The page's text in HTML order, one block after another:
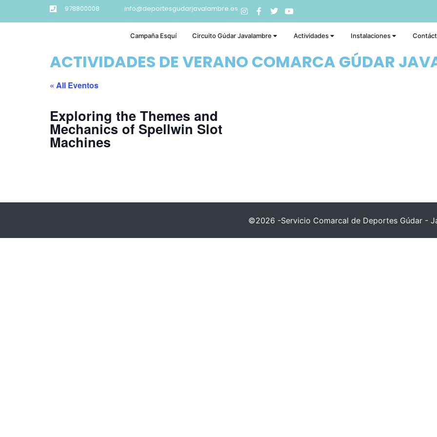
978800008 info@deportesgudarjavalambre.es
Campaña Esquí Circuito Gúdar Javalambre Actividades Instalaciones
ACTIVIDADES DE VERANO COMARCA GÚDAR
« All Eventos
Exploring the Themes and
Mechanics of Spellwin Slot
Machines
©2026 -Servicio Comarcal de Deportes Gúdar -